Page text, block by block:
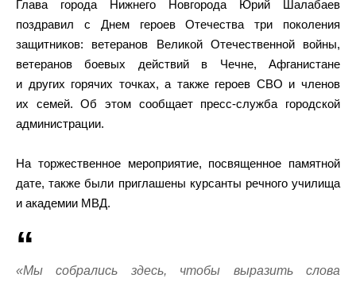
Глава города Нижнего Новгорода Юрий Шалабаев
поздравил с Днем героев Отечества три поколения
защитников: ветеранов Великой Отечественной войны,
ветеранов боевых действий в Чечне, Афганистане
и других горячих точках, а также героев СВО и членов
их семей. Об этом сообщает пресс-служба городской
администрации.
На торжественное мероприятие, посвященное памятной
дате, также были приглашены курсанты речного училища
и академии МВД.
«Мы собрались здесь, чтобы выразить слова